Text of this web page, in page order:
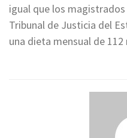
igual que los
Tribunal de Justicia del
una dieta mensual de 112